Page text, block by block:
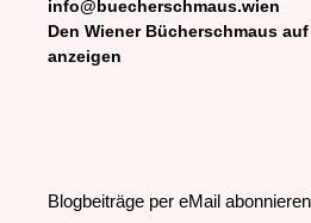
info@buecherschmaus.wien
Den Wiener Bücherschmaus
anzeigen
Blogbeiträge per eMail